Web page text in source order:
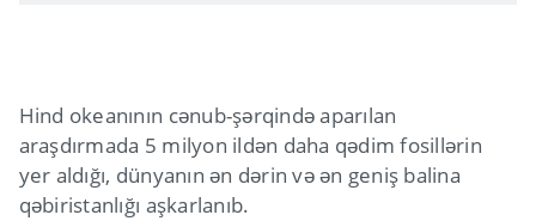
Hind okeanının cənub-şərqində aparılan
araşdırmada 5 milyon ildən daha qədim fosillərin
yer aldığı, dünyanın ən dərin və ən geniş balina
qəbiristanlığı aşkarlanıb.